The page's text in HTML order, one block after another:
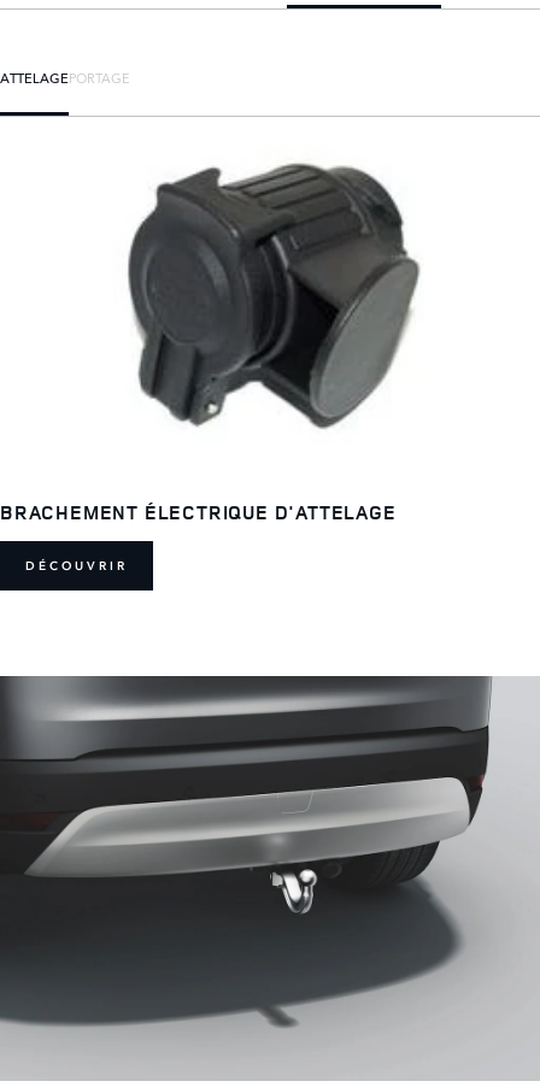
ATTELAGEPORTAGE
BRACHEMENT ÉLECTRIQUE D'ATTELAGE
DÉCOUVRIR